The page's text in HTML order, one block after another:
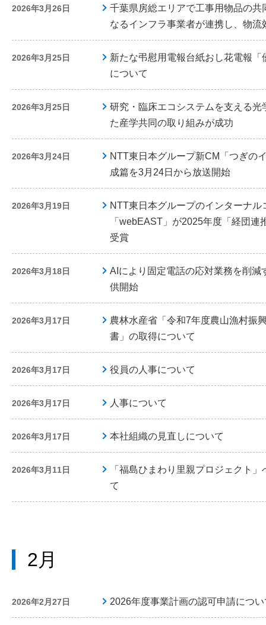
2026年3月26日
千葉県房総エリアで工事用物品の
なるインフラ事業者が連携し、物
2026年3月25日
新たな弔慰用電報台紙おし花電報
について
2026年3月25日
研究・臨床エコシステムを支える
た産学共同の取り組みが成功
2026年3月24日
NTT東日本グループ新CM「つぎの
成篇を3月24日から放送開始
2026年3月19日
NTT東日本グループのインターナ
「webEAST」が2025年度「経団
受賞
2026年3月18日
AIにより固定電話の応対業務を削減
供開始
2026年3月17日
農林水産省「令和7年度農山漁村振
書」の取得について
2026年3月17日 役員の人事について
2026年3月17日 人事について
2026年3月17日 本社組織の見直しについて
2026年3月11日
「福島ひまわり里親プロジェクト
て
2月
2026年2月27日 2026年度事業計画の認可申請につい